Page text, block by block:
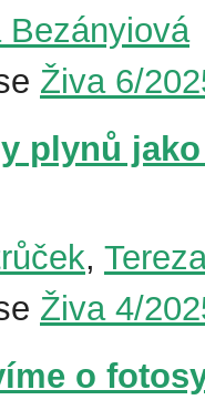
Bezányiová
Živa 6/
plynů
,
Živa 4/
o